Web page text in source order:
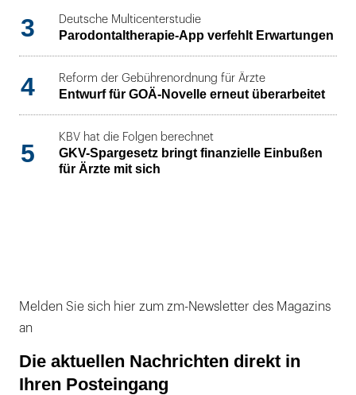
3 Deutsche Multicenterstudie
Parodontaltherapie-App verfehlt Erwartungen
4 Reform der Gebührenordnung für Ärzte
Entwurf für GOÄ-Novelle erneut überarbeitet
5
KBV hat die Folgen berechnet
GKV-Spargesetz bringt finanzielle Einbußen
für Ärzte mit sich
Melden Sie sich hier zum zm-Newsletter des Magazins
an
Die aktuellen Nachrichten direkt in
Ihren Posteingang